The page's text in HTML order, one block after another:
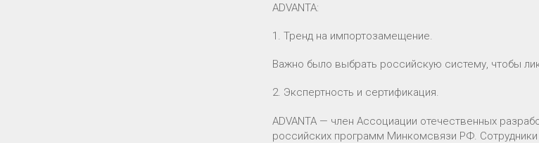
ADVANTA:
1. Тренд на импортозамещение.
Важно было выбрать российскую систему, чтобы
2. Экспертность и сертификация.
ADVANTA — член Ассоциации отечественных
российских программ Минкомсвязи РФ.